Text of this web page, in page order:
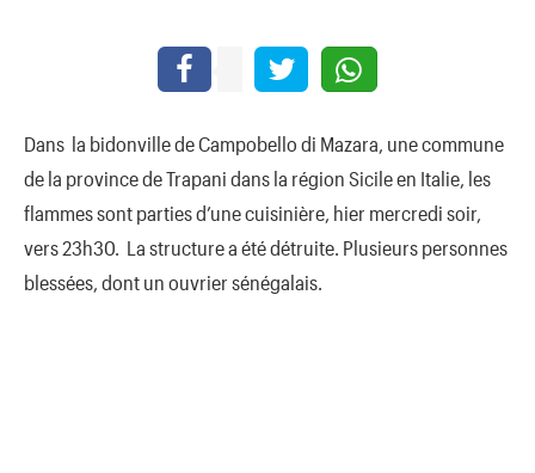
Dans la bidonville de Campobello di Mazara, une commune
de la province de Trapani dans la région Sicile en Italie, les
flammes sont parties d’une cuisinière, hier mercredi soir,
vers 23h30. La structure a été détruite. Plusieurs personnes
blessées, dont un ouvrier sénégalais.